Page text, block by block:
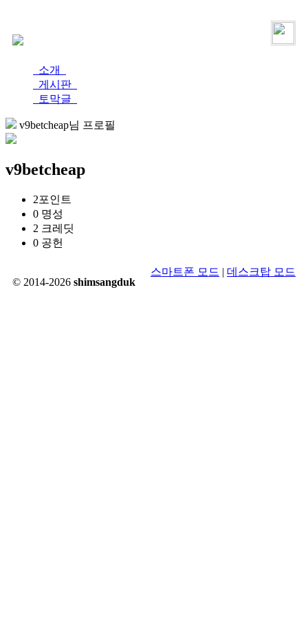
소개
게시판
토막글
v9betcheap님 프로필
v9betcheap
2포인트
0 명성
2 크레딧
0 공헌
© 2014-2026 shimsangduk
스마트폰 모드 | 데스크탑 모드